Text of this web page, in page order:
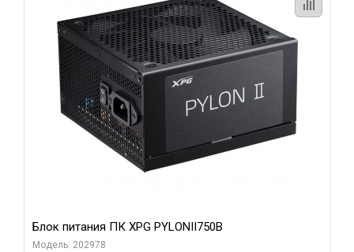
Блок питания ПК XPG PYLONII750B
Модель: 202978